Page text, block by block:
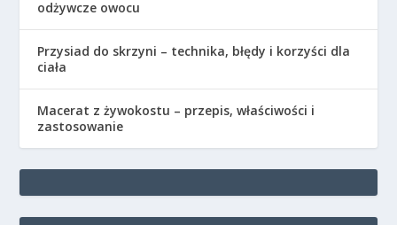
odżywcze owocu
Przysiad do skrzyni – technika, błędy i korzyści dla
ciała
Macerat z żywokostu – przepis, właściwości i
zastosowanie